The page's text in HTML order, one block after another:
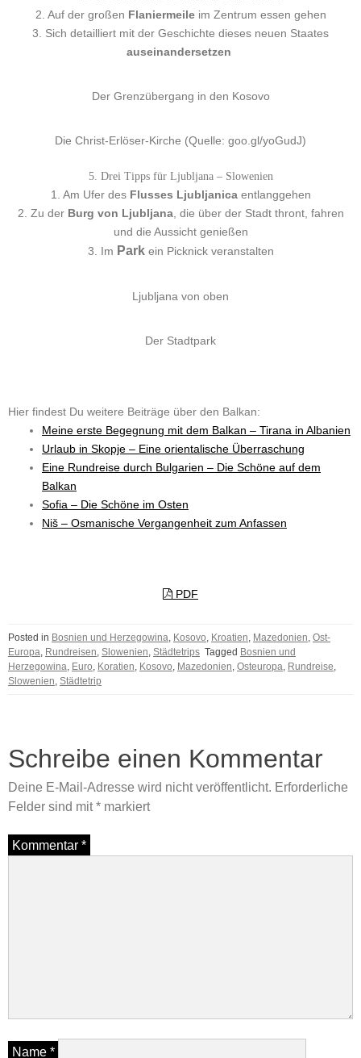
2. Auf der großen Flaniermeileim Zentrum essen gehen
3. Sich detailliert mit der Geschichte dieses neuen Staates
auseinandersetzen
Der Grenzübergang in den Kosovo
Die Christ-Erlöser-Kirche (Quelle: goo.gl/yoGudJ)
5. Drei Tipps für Ljubljana – Slowenien
1. Am Ufer des Flusses Ljubljanica entlanggehen
2. Zu der Burg von Ljubljana, die über der Stadt thront, fahren
und die Aussicht genießen
3. Im Parkein Picknick veranstalten
Ljubljana von oben
Der Stadtpark
Hier findest Du weitere Beiträge über den Balkan:
Meine erste Begegnung mit dem Balkan – Tirana in Albanien
Urlaub in Skopje – Eine orientalische Überraschung
Eine Rundreise durch Bulgarien – Die Schöne auf dem
Balkan
Sofia – Die Schöne im Osten
Niš – Osmanische Vergangenheit zum Anfassen
PDF
Posted in Bosnien und Herzegowina, Kosovo, Kroatien, Mazedonien, Ost-
Europa, Rundreisen, Slowenien, Städtetrips Tagged Bosnien und
Herzegowina, Euro, Koratien, Kosovo, Mazedonien, Osteuropa, Rundreise,
Slowenien, Städtetrip
Schreibe einen Kommentar
Deine E-Mail-Adresse wird nicht veröffentlicht. Erforderliche
Felder sind mit* markiert
Kommentar *
Name *